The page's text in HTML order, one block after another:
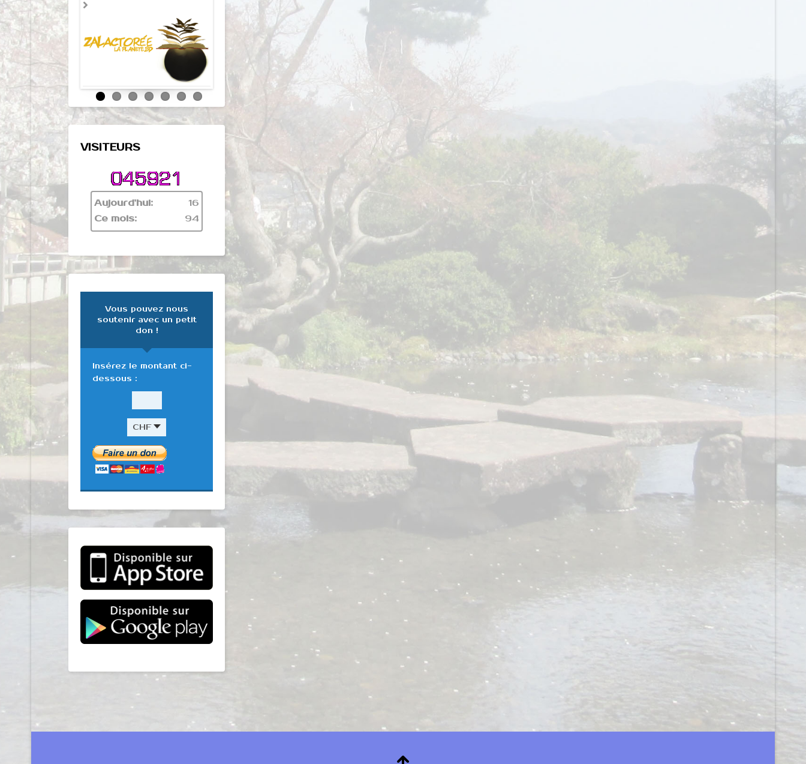
VISITEURS
Aujourd'hui:
16
Ce mois:
94
Vous pouvez nous
soutenir avec un petit
don !
Insérez le montant ci-
dessous :